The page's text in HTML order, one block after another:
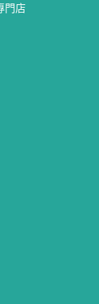
門店